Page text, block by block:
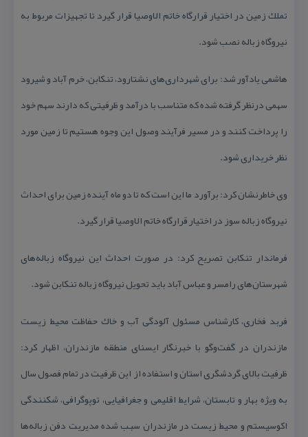
تملك زمین در اختیار قرارگاه خاتم الاوصیا قرار گیرد تا تجهیزات مربوط به
نیروگاه زباله نصب شود.
هاشمی یادآور شد: برای شهرداری‌های نشتارود، تنكابن، خرم آباد و شیرود
سهمی درنظر گرفته شده كه متناسب با درآمد و ظرفیتی كه دارند سهم خود
را پرداخت كنند و در مسیر فرآیند وصول این وجوه هستیم تا زمین مورد
نظر خریداری شود.
وی خاطرنشان كرد: برآورد ما این است كه تا دو ماه آینده زمین برای احداث
نیروگاه زباله سوز در اختیار قرارگاه خاتم الاوصیا قرار گیرد.
فرماندار تنكابن تصریح كرد: در صورت احداث این نیروگاه زباله‌های
شهرستان‌های رامسر و عباس آباد باید تحویل نیروگاه زباله تنكابن شود.
فربد فخاری، كارشناس مسئول آلودگی آب و خاك حفاظت محیط زیست
مازندران در گفت‌وگو با خبرنگار ایسنای منطقه مازندران، اظهار كرد:
ظرفیت بالای گردشگری استان و استفاده از این ظرفیت در تمام فصول سال
به ویژه بهار و تابستان، شرایط اقلیمی و جغرافیایی، توپوگرافی، شكنندگی
اكوسیستم و محیط زیست در مازندران سبب شده مدیریت دفن زباله‌ها